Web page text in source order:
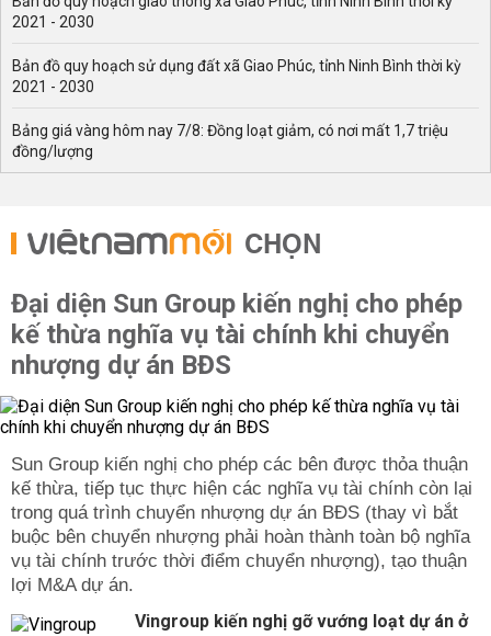
2021 - 2030
Bản đồ quy hoạch sử dụng đất xã Giao Phúc, tỉnh Ninh Bình thời kỳ
2021 - 2030
Bảng giá vàng hôm nay 7/8: Đồng loạt giảm, có nơi mất 1,7 triệu
đồng/lượng
CHỌN
Đại diện Sun Group kiến nghị cho phép
kế thừa nghĩa vụ tài chính khi chuyển
nhượng dự án BĐS
Sun Group kiến nghị cho phép các bên được thỏa thuận
kế thừa, tiếp tục thực hiện các nghĩa vụ tài chính còn lại
trong quá trình chuyển nhượng dự án BĐS (thay vì bắt
buộc bên chuyển nhượng phải hoàn thành toàn bộ nghĩa
vụ tài chính trước thời điểm chuyển nhượng), tạo thuận
lợi M&A dự án.
Vingroup kiến nghị gỡ vướng loạt dự án ở